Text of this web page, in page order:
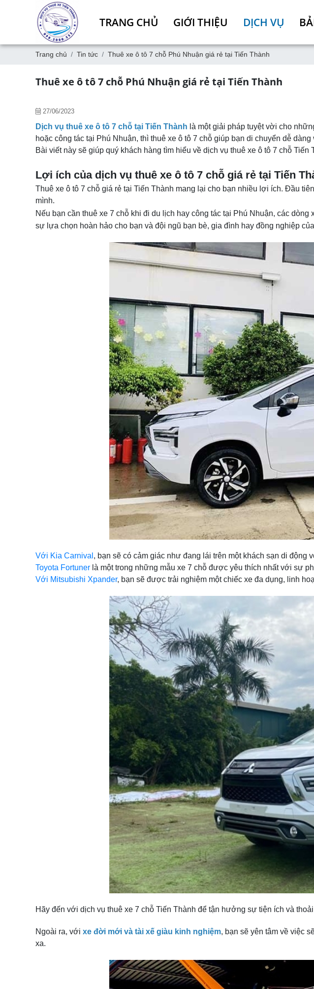
TRANG CHỦ GIỚI THIỆU DỊCH VỤ
Trang chủ Tin tức Thuê xe ô tô 7 chỗ Phú Nhuận giá rẻ tại Tiến Thành
Thuê xe ô tô 7 chỗ Phú Nhuận giá rẻ tại Tiến Thành
27/06/2023
Dịch vụ thuê xe ô tô 7 chỗ tại Tiến Thành là một giải pháp tuyệt vời cho
hoặc công tác tại Phú Nhuận, thì thuê xe ô tô 7 chỗ giúp bạn di chuyển dễ
Bài viết này sẽ giúp quý khách hàng tìm hiểu về dịch vụ thuê xe ô tô 7 chỗ
Lợi ích của dịch vụ thuê xe ô tô 7 chỗ giá rẻ tại Tiến
Thuê xe ô tô 7 chỗ giá rẻ tại Tiến Thành mang lại cho bạn nhiều lợi ích. Đầu
mình.
Nếu bạn cần thuê xe 7 chỗ khi đi du lịch hay công tác tại Phú Nhuận, các dòng
sự lựa chọn hoàn hảo cho bạn và đội ngũ bạn bè, gia đình hay đồng nghiệp
Với Kia Carnival , bạn sẽ có cảm giác như đang lái trên một khách sạn di động
Toyota Fortuner là một trong những mẫu xe 7 chỗ được yêu thích nhất với sự
Với Mitsubishi Xpander, bạn sẽ được trải nghiệm một chiếc xe đa dụng, linh
Hãy đến với dịch vụ thuê xe 7 chỗ Tiến Thành để tận hưởng sự tiện ích và
Ngoài ra, với xe đời mới và tài xế giàu kinh nghiệm, bạn sẽ yên tâm về việc
xa.